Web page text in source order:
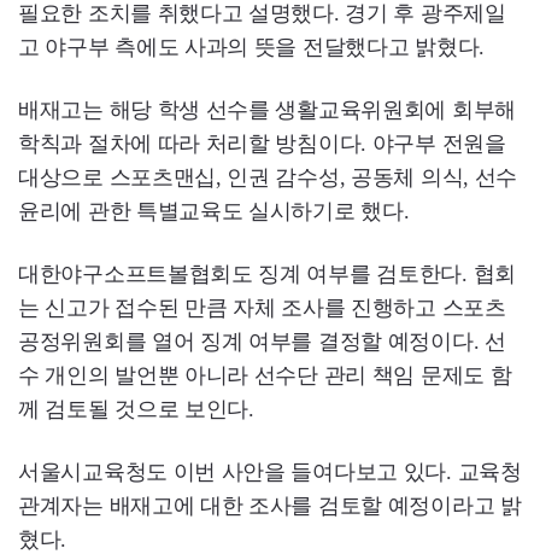
필요한 조치를 취했다고 설명했다. 경기 후 광주제일
고 야구부 측에도 사과의 뜻을 전달했다고 밝혔다.
배재고는 해당 학생 선수를 생활교육위원회에 회부해
학칙과 절차에 따라 처리할 방침이다. 야구부 전원을
대상으로 스포츠맨십, 인권 감수성, 공동체 의식, 선수
윤리에 관한 특별교육도 실시하기로 했다.
대한야구소프트볼협회도 징계 여부를 검토한다. 협회
는 신고가 접수된 만큼 자체 조사를 진행하고 스포츠
공정위원회를 열어 징계 여부를 결정할 예정이다. 선
수 개인의 발언뿐 아니라 선수단 관리 책임 문제도 함
께 검토될 것으로 보인다.
서울시교육청도 이번 사안을 들여다보고 있다. 교육청
관계자는 배재고에 대한 조사를 검토할 예정이라고 밝
혔다.